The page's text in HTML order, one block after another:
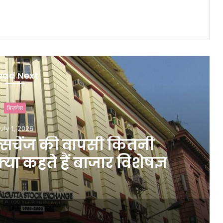
Next
बिज़नेस
1, 2026
की वापसी कितनी
कहते हैं बाजार विशेषज्ञ